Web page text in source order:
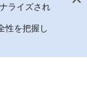
ライズされ
性を把握し